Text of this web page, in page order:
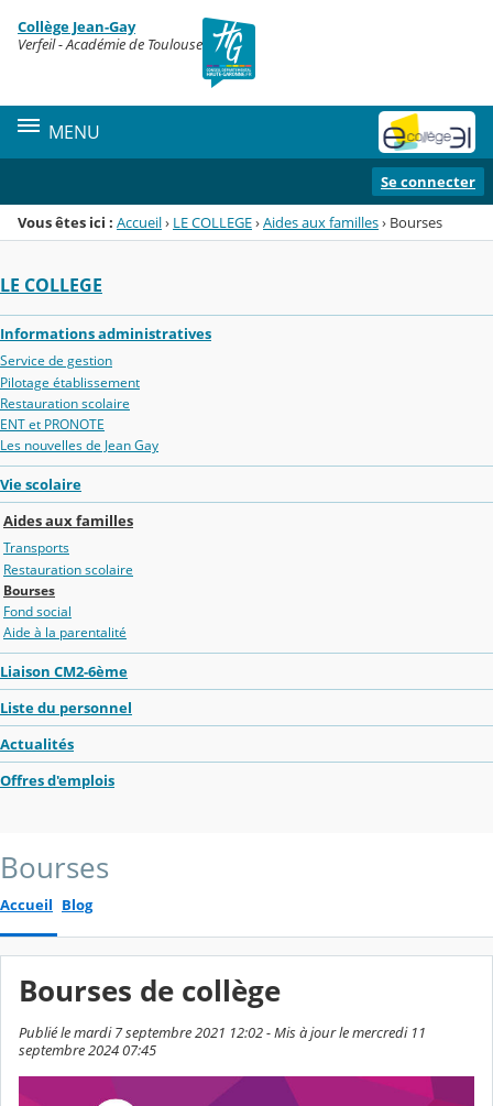
Menu de la rubrique
Contenu
Collège Jean-Gay
Verfeil - Académie de Toulouse
MENU
Se connecter
Vous êtes ici : Accueil› LE COLLEGE›Aides aux familles› Bourses
LE COLLEGE
Informations administratives
Service de gestion
Pilotage établissement
Restauration scolaire
ENT et PRONOTE
Les nouvelles de Jean Gay
Vie scolaire
Aides aux familles
Transports
Restauration scolaire
Bourses
Fond social
Aide à la parentalité
Liaison CM2-6ème
Liste du personnel
Actualités
Offres d'emplois
Bourses
Accueil Blog
Bourses de collège
Publié le mardi 7 septembre 2021 12:02 - Mis à jour le mercredi 11
septembre 2024 07:45